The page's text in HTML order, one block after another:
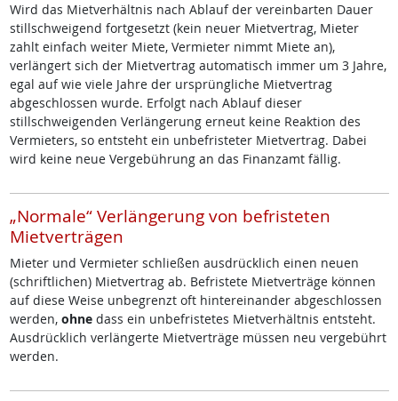
Wird das Mietverhältnis nach Ablauf der vereinbarten Dauer
stillschweigend fortgesetzt (kein neuer Mietvertrag, Mieter
zahlt einfach weiter Miete, Vermieter nimmt Miete an),
verlängert sich der Mietvertrag automatisch immer um 3 Jahre,
egal auf wie viele Jahre der ursprüngliche Mietvertrag
abgeschlossen wurde. Erfolgt nach Ablauf dieser
stillschweigenden Verlängerung erneut keine Reaktion des
Vermieters, so entsteht ein unbefristeter Mietvertrag. Dabei
wird keine neue Vergebührung an das Finanzamt fällig.
„Normale“ Verlängerung von befristeten
Mietverträgen
Mieter und Vermieter schließen ausdrücklich einen neuen
(schriftlichen) Mietvertrag ab. Befristete Mietverträge können
auf diese Weise unbegrenzt oft hintereinander abgeschlossen
werden, ohnedass ein unbefristetes Mietverhältnis entsteht.
Ausdrücklich verlängerte Mietverträge müssen neu vergebührt
werden.